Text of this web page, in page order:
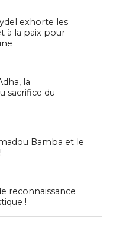
exhorte les
à la paix pour
la
sacrifice du
Bamba et le
reconnaissance
!